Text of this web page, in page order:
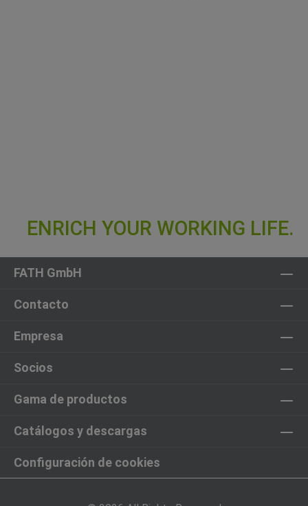
FATH GmbH
Contacto
Empresa
Socios
Gama de productos
Catálogos y descargas
Configuración de cookies